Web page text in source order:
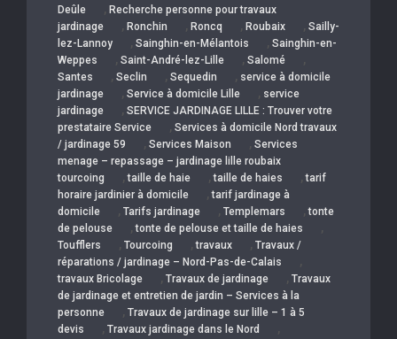
Deûle
, Recherche personne pour travaux
jardinage
, Ronchin , Roncq , Roubaix , Sailly-
lez-Lannoy
, Sainghin-en-Mélantois , Sainghin-en-
Weppes
, Saint-André-lez-Lille , Salomé ,
Santes , Seclin , Sequedin , service à domicile
jardinage
, Service à domicile Lille , service
jardinage
, SERVICE JARDINAGE LILLE : Trouver votre
prestataire Service
, Services à domicile Nord travaux
/ jardinage 59
, Services Maison , Services
menage – repassage – jardinage lille roubaix
tourcoing
,taille de haie ,taille de haies ,tarif
horaire jardinier à domicile
,tarif jardinage à
domicile
, Tarifs jardinage , Templemars ,tonte
de pelouse
,tonte de pelouse et taille de haies ,
Toufflers , Tourcoing ,travaux , Travaux /
réparations / jardinage – Nord-Pas-de-Calais
,
travaux Bricolage , Travaux de jardinage , Travaux
de jardinage et entretien de jardin – Services à la
personne
, Travaux de jardinage sur lille – 1 à 5
devis
, Travaux jardinage dans le Nord ,